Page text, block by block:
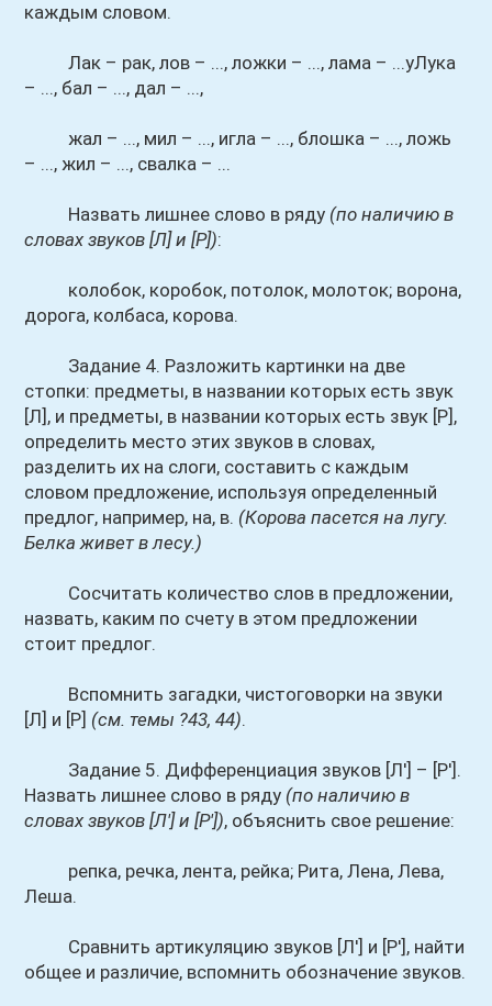
каждым словом.
Лак – рак, лов – ..., ложки – ..., лама – ...уЛука
– ..., бал – ..., дал – ...,
жал – ..., мил – ..., игла – ..., блошка – ..., ложь
– ..., жил – ..., свалка – ...
Назвать лишнее слово в ряду (по наличию в
словах звуков [Л] и [Р]):
колобок, коробок, потолок, молоток; ворона,
дорога, колбаса, корова.
Задание 4. Разложить картинки на две
стопки: предметы, в названии которых есть звук
[Л], и предметы, в названии которых есть звук [Р],
определить место этих звуков в словах,
разделить их на слоги, составить с каждым
словом предложение, используя определенный
предлог, например, на, в. (Корова пасется на лугу.
Белка живет в лесу.)
Сосчитать количество слов в предложении,
назвать, каким по счету в этом предложении
стоит предлог.
Вспомнить загадки, чистоговорки на звуки
[Л] и [Р] (см. темы ?43, 44).
Задание 5. Дифференциация звуков [Л'] – [Р'].
Назвать лишнее слово в ряду (по наличию в
словах звуков [Л'] и [Р']), объяснить свое решение:
репка, речка, лента, рейка; Рита, Лена, Лева,
Леша.
Сравнить артикуляцию звуков [Л'] и [Р'], найти
общее и различие, вспомнить обозначение звуков.